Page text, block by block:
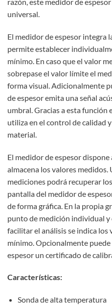
universal.
El medidor de espesor integra
permite establecer
mínimo. En caso que el valor
sobrepase el valor límite el
forma visual. Adicionalmente
de espesor emita una señal
umbral. Gracias a esta función
utiliza en el control de calidad
material.
El medidor de espesor
almacena los valores medidos.
mediciones podrá recuperar
pantalla del medidor de
de forma gráfica. En la propia
punto de medición individual y
facilitar el análisis se indica
mínimo. Opcionalmente
espesor un certificado de
Características:
Sonda de alta temperatura